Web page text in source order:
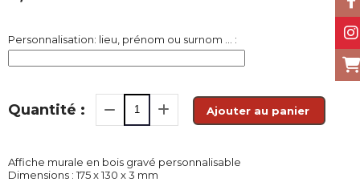
Personnalisation: lieu, prénom ou surnom ... :
Quantité : Ajouter au panier
Affiche murale en bois gravé personnalisable
Dimensions : 175 x 130 x 3 mm